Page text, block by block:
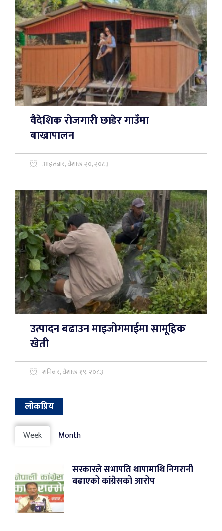
वैदेशिक रोजगारी छाडेर गाउँमा
बाख्रापालन
आइतबार, वैशाख २०, २०८३
उत्पादन बढाउन माइजोगमाईमा सामूहिक
खेती
शनिबार, वैशाख १९, २०८३
लोकप्रिय
Week Month
सरकारले सभापति थापामाथि निगरानी
बढाएको कांग्रेसको आरोप